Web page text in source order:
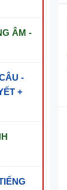
ÂM -
-
+